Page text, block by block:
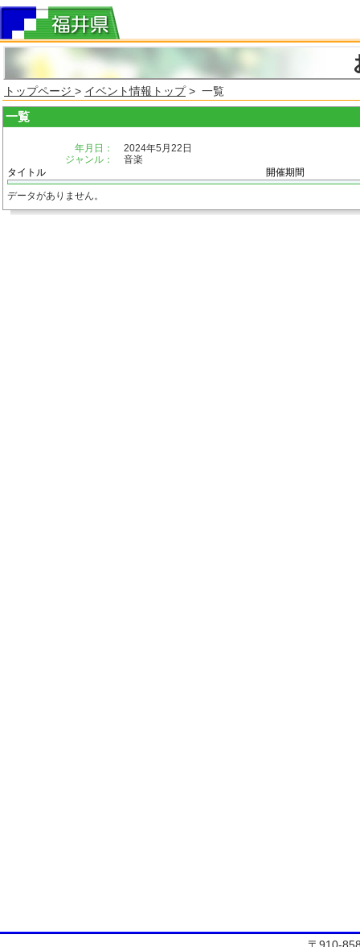
トップページ > イベント情報トップ> 一覧
一覧
年月日：
2024年5月22日
ジャンル：
音楽
タイトル
開催期間
データがありません。